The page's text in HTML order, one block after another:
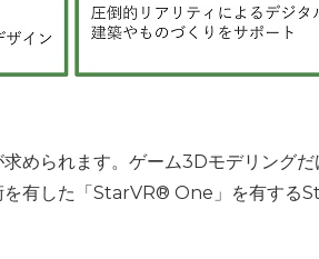
められます。ゲーム3Dモデリング
有した「StarVR® One」を有する